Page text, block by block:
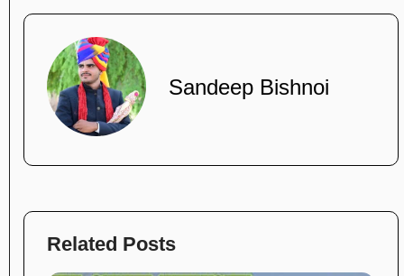
Sandeep Bishnoi
Related Posts